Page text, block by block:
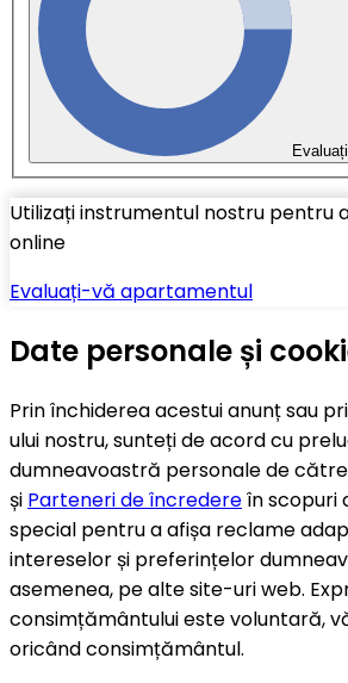
Utilizați instrumentul nostru pentru
online
Evaluați-vă apartamentul
Date personale și
Prin închiderea acestui anunț sau
ului nostru, sunteți de acord cu
dumneavoastră personale de către
și Parteneri de încredereîn scopuri
special pentru a afișa reclame
intereselor și preferințelor
asemenea, pe alte site-uri web.
consimțământului este voluntară,
oricând consimțământul.